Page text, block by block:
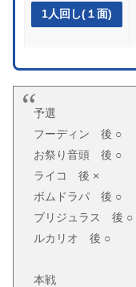
1人回し(１面)
予選
フーディン 後 ○
お祭り音頭 後 ○
ライコ 後 ×
ボムドラパ 後 ○
ブリジュラス 後 ○
ルカリオ 後 ○
本戦